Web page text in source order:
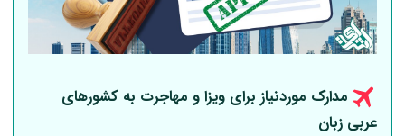
مدارک موردنیاز برای ویزا و مهاجرت به کشورهای
عربی زبان